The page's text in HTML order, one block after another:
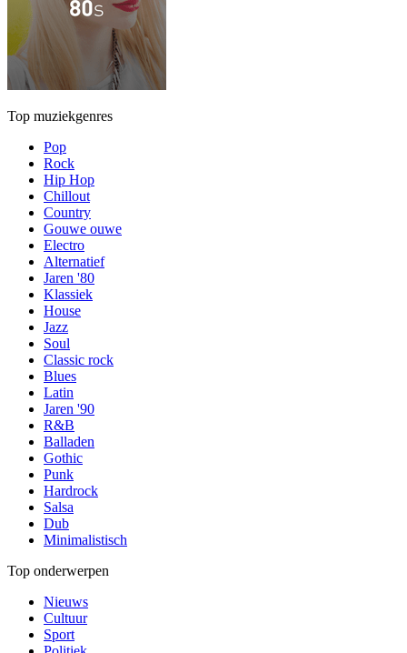
Top muziekgenres
Pop
Rock
Hip Hop
Chillout
Country
Gouwe ouwe
Electro
Alternatief
Jaren '80
Klassiek
House
Jazz
Soul
Classic rock
Blues
Latin
Jaren '90
R&B
Balladen
Gothic
Punk
Hardrock
Salsa
Dub
Minimalistisch
Top onderwerpen
Nieuws
Cultuur
Sport